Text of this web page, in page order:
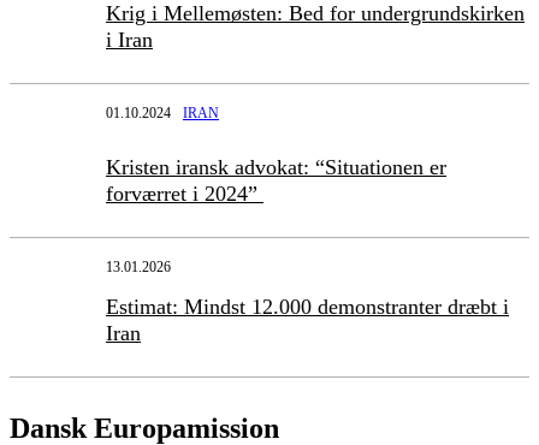
Krig i Mellemøsten: Bed for undergrundskirken
i Iran
01.10.2024 IRAN
Kristen iransk advokat: “Situationen er
forværret i 2024”
13.01.2026
Estimat: Mindst 12.000 demonstranter dræbt i
Iran
Dansk Europamission